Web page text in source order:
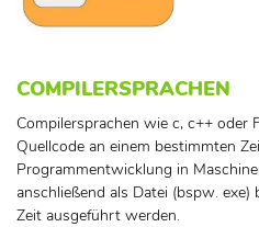
COMPILERSPRACHEN
Compilersprachen wie c, c++ oder
Quellcode an einem bestimmten
Programmentwicklung in
anschließend als Datei (bspw.
Zeit ausgeführt werden.